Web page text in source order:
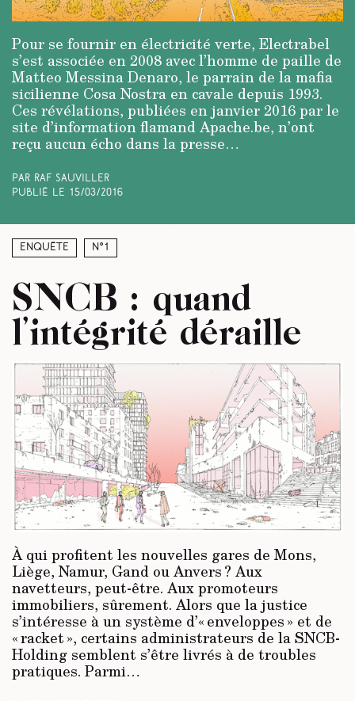
Pour se fournir en électricité verte, Electrabel
s’est associée en 2008 avec l’homme de paille de
Matteo Messina Denaro, le parrain de la mafia
sicilienne Cosa Nostra en cavale depuis 1993.
Ces révélations, publiées en janvier 2016 par le
site d’informa­tion flamand Apache.be, n’ont
reçu aucun écho dans la presse…
Par Raf Sauviller
Publié le 15/03/2016
Enquête N°1
SNCB : quand
l’intégrité déraille
À qui profitent les nouvelles gares de Mons,
Liège, Namur, Gand ou Anvers ? Aux
navetteurs, peut-être. Aux promoteurs
immobiliers, sûrement. Alors que la justice
s’intéresse à un système d’« enveloppes » et de
« racket », certains administrateurs de la SNCB-
Holding semblent s’être livrés à de troubles
pratiques. Parmi…